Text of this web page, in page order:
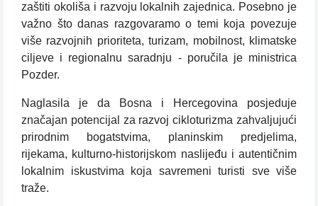
zaštiti okoliša i razvoju lokalnih zajednica. Posebno je
važno što danas razgovaramo o temi koja povezuje
više razvojnih prioriteta, turizam, mobilnost, klimatske
ciljeve i regionalnu saradnju - poručila je ministrica
Pozder.
Naglasila je da Bosna i Hercegovina posjeduje
značajan potencijal za razvoj cikloturizma zahvaljujući
prirodnim bogatstvima, planinskim predjelima,
rijekama, kulturno-historijskom naslijeđu i autentičnim
lokalnim iskustvima koja savremeni turisti sve više
traže.